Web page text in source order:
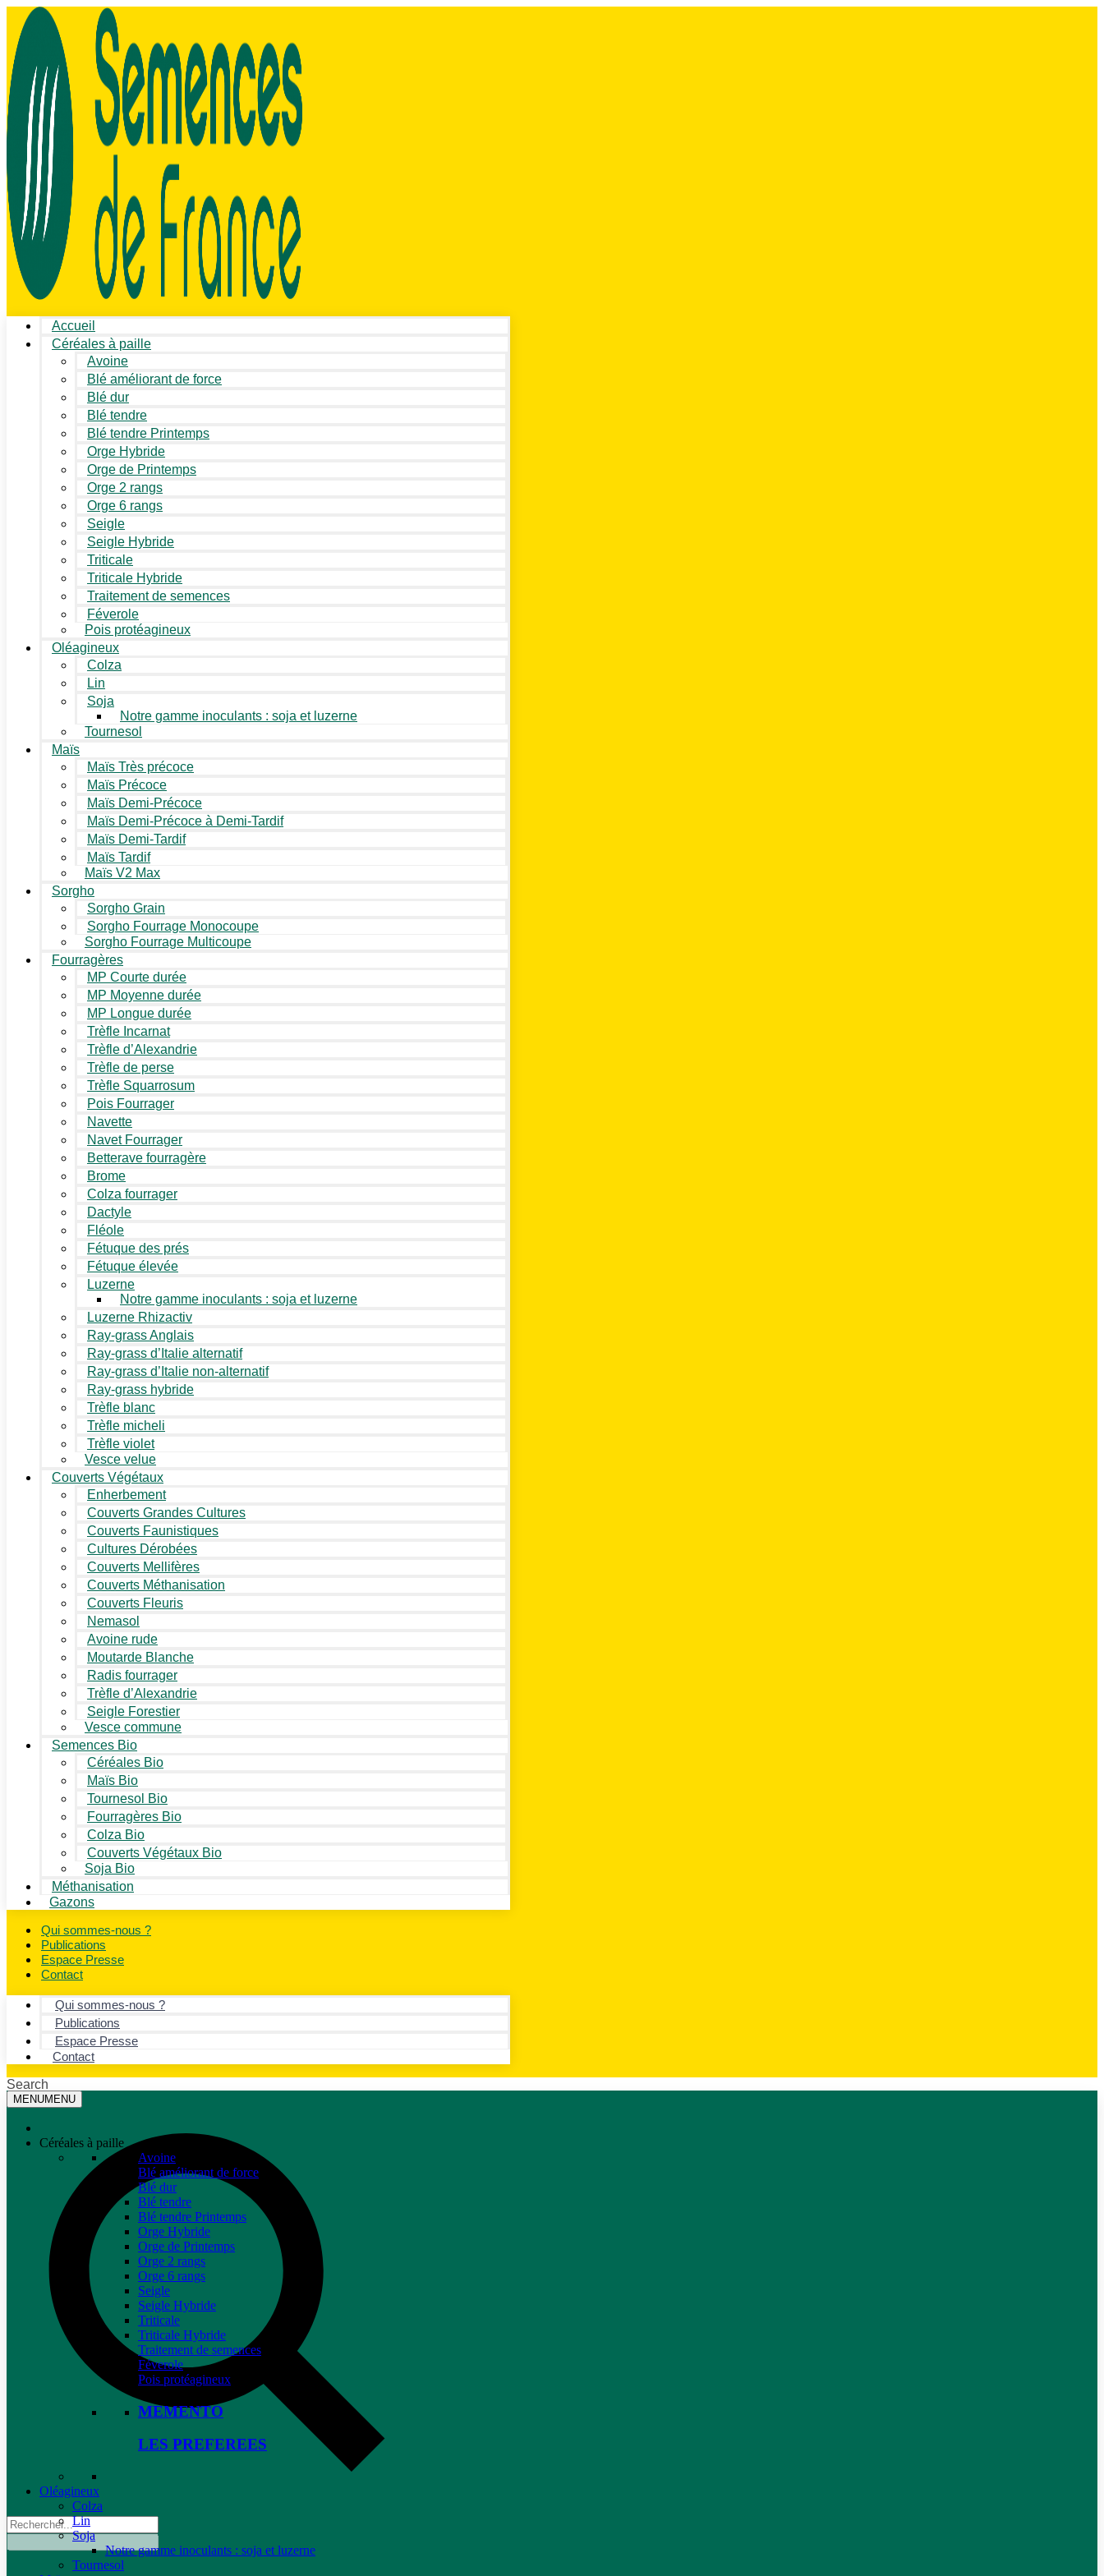
Accueil
Céréales à paille
Avoine
Blé améliorant de force
Blé dur
Blé tendre
Blé tendre Printemps
Orge Hybride
Orge de Printemps
Orge 2 rangs
Orge 6 rangs
Seigle
Seigle Hybride
Triticale
Triticale Hybride
Traitement de semences
Féverole
Pois protéagineux
Oléagineux
Colza
Lin
Soja
Notre gamme inoculants : soja et luzerne
Tournesol
Maïs
Maïs Très précoce
Maïs Précoce
Maïs Demi-Précoce
Maïs Demi-Précoce à Demi-Tardif
Maïs Demi-Tardif
Maïs Tardif
Maïs V2 Max
Sorgho
Sorgho Grain
Sorgho Fourrage Monocoupe
Sorgho Fourrage Multicoupe
Fourragères
MP Courte durée
MP Moyenne durée
MP Longue durée
Trèfle Incarnat
Trèfle d’Alexandrie
Trèfle de perse
Trèfle Squarrosum
Pois Fourrager
Navette
Navet Fourrager
Betterave fourragère
Brome
Colza fourrager
Dactyle
Fléole
Fétuque des prés
Fétuque élevée
Luzerne
Notre gamme inoculants : soja et luzerne
Luzerne Rhizactiv
Ray-grass Anglais
Ray-grass d’Italie alternatif
Ray-grass d’Italie non-alternatif
Ray-grass hybride
Trèfle blanc
Trèfle micheli
Trèfle violet
Vesce velue
Couverts Végétaux
Enherbement
Couverts Grandes Cultures
Couverts Faunistiques
Cultures Dérobées
Couverts Mellifères
Couverts Méthanisation
Couverts Fleuris
Nemasol
Avoine rude
Moutarde Blanche
Radis fourrager
Trèfle d’Alexandrie
Seigle Forestier
Vesce commune
Semences Bio
Céréales Bio
Maïs Bio
Tournesol Bio
Fourragères Bio
Colza Bio
Couverts Végétaux Bio
Soja Bio
Méthanisation
Gazons
Qui sommes-nous ?
Publications
Espace Presse
Contact
Qui sommes-nous ?
Publications
Espace Presse
Contact
Search
MENUMENU
Céréales à paille
Avoine
Blé améliorant de force
Blé dur
Blé tendre
Blé tendre Printemps
Orge Hybride
Orge de Printemps
Orge 2 rangs
Orge 6 rangs
Seigle
Seigle Hybride
Triticale
Triticale Hybride
Traitement de semences
Féverole
Pois protéagineux
MEMENTO
LES PREFEREES
Oléagineux
Colza
Lin
Soja
Notre gamme inoculants : soja et luzerne
Tournesol